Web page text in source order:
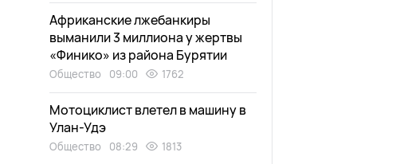
Африканские лжебанкиры
выманили 3 миллиона у жертвы
«Финико» из района Бурятии
Общество 09:00 1762
Мотоциклист влетел в машину в
Улан-Удэ
Общество 08:29 1813